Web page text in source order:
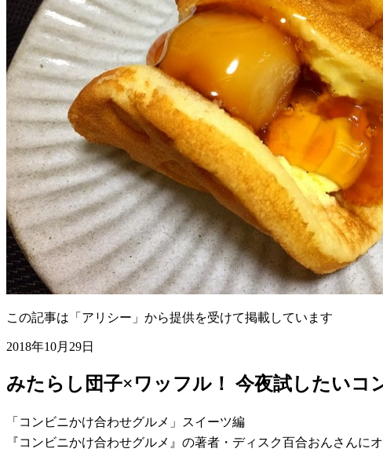
この記事は「アリシー」から提供を受けて掲載しています
2018年10月29日
みたらし団子×ワッフル！ 今夜試したいコ
「コンビニかけ合わせグルメ」スイーツ編
『コンビニかけ合わせグルメ』の著者・ディスク百合おんさんに